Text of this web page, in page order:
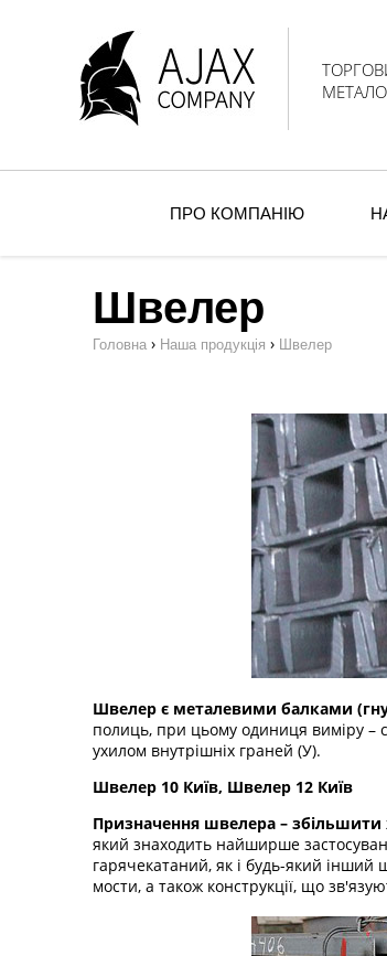
ПРО КОМПАНІЮ
Швелер
Головна › Наша продукція › Швелер
Швелер є металевими балками
полиць, при цьому одиниця виміру –
ухилом внутрішніх граней (У).
Швелер 10 Київ, Швелер 12 Київ
Призначення швелера – збільшити
який знаходить найширше
гарячекатаний, як і будь-який інший
мости, а також конструкції, що